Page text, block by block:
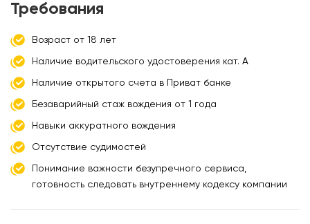
Требования
Возраст от 18 лет
Наличие водительского удостоверения кат. А
Наличие открытого счета в Приват банке
Безаварийный стаж вождения от 1 года
Навыки аккуратного вождения
Отсутствие судимостей
Понимание важности безупречного сервиса,
готовность следовать внутреннему кодексу компании